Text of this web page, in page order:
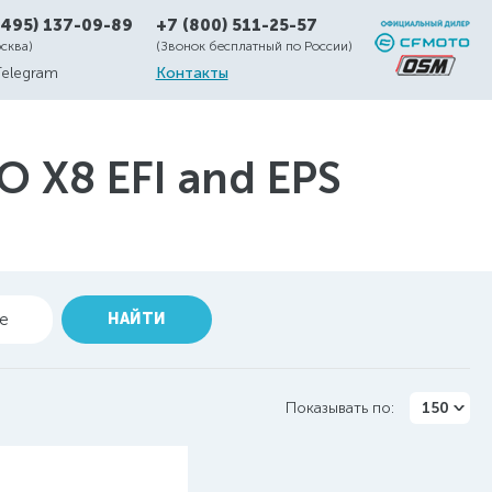
137-09-89 +7 (800) 511-25-57
(Звонок бесплатный по России)
Контакты
EFI and EPS
НАЙТИ
Показывать по: 150